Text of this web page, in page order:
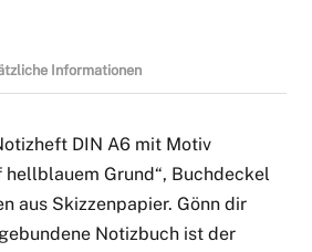
Informationen
DIN A6 mit Motiv
hellblauem Grund“, Buchdeckel
aus Skizzenpapier. Gönn dir
Notizbuch ist der